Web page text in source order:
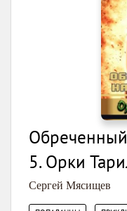
5. Орки
Сергей Мясищев